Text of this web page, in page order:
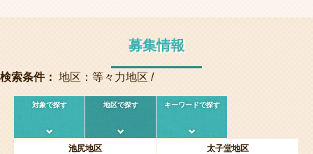
募集情報
検索条件： 地区：等々力地区 /
対象で探す 地区で探す キーワードで探す
池尻地区 太子堂地区